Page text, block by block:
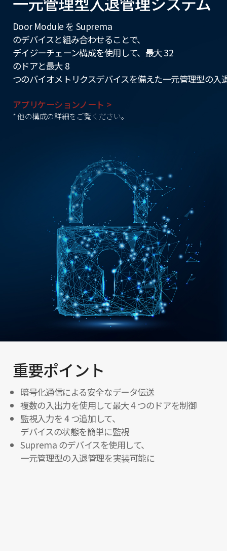
Door Module を Suprema
のデバイスと組み合わせることで、
デイジーチェーン構成を使用して、最大 32
のドアと最大 8
つのバイオメトリクスデバイスを備えた一元管理型の
アプリケーションノート >
* 他の構成の詳細をご覧ください。
重要ポイント
暗号化通信による安全なデータ伝送
複数の入出力を使用して最大 4 つのドアを制御
監視入力を 4 つ追加して、
デバイスの状態を簡単に監視
Suprema のデバイスを使用して、
一元管理型の入退管理を実装可能に